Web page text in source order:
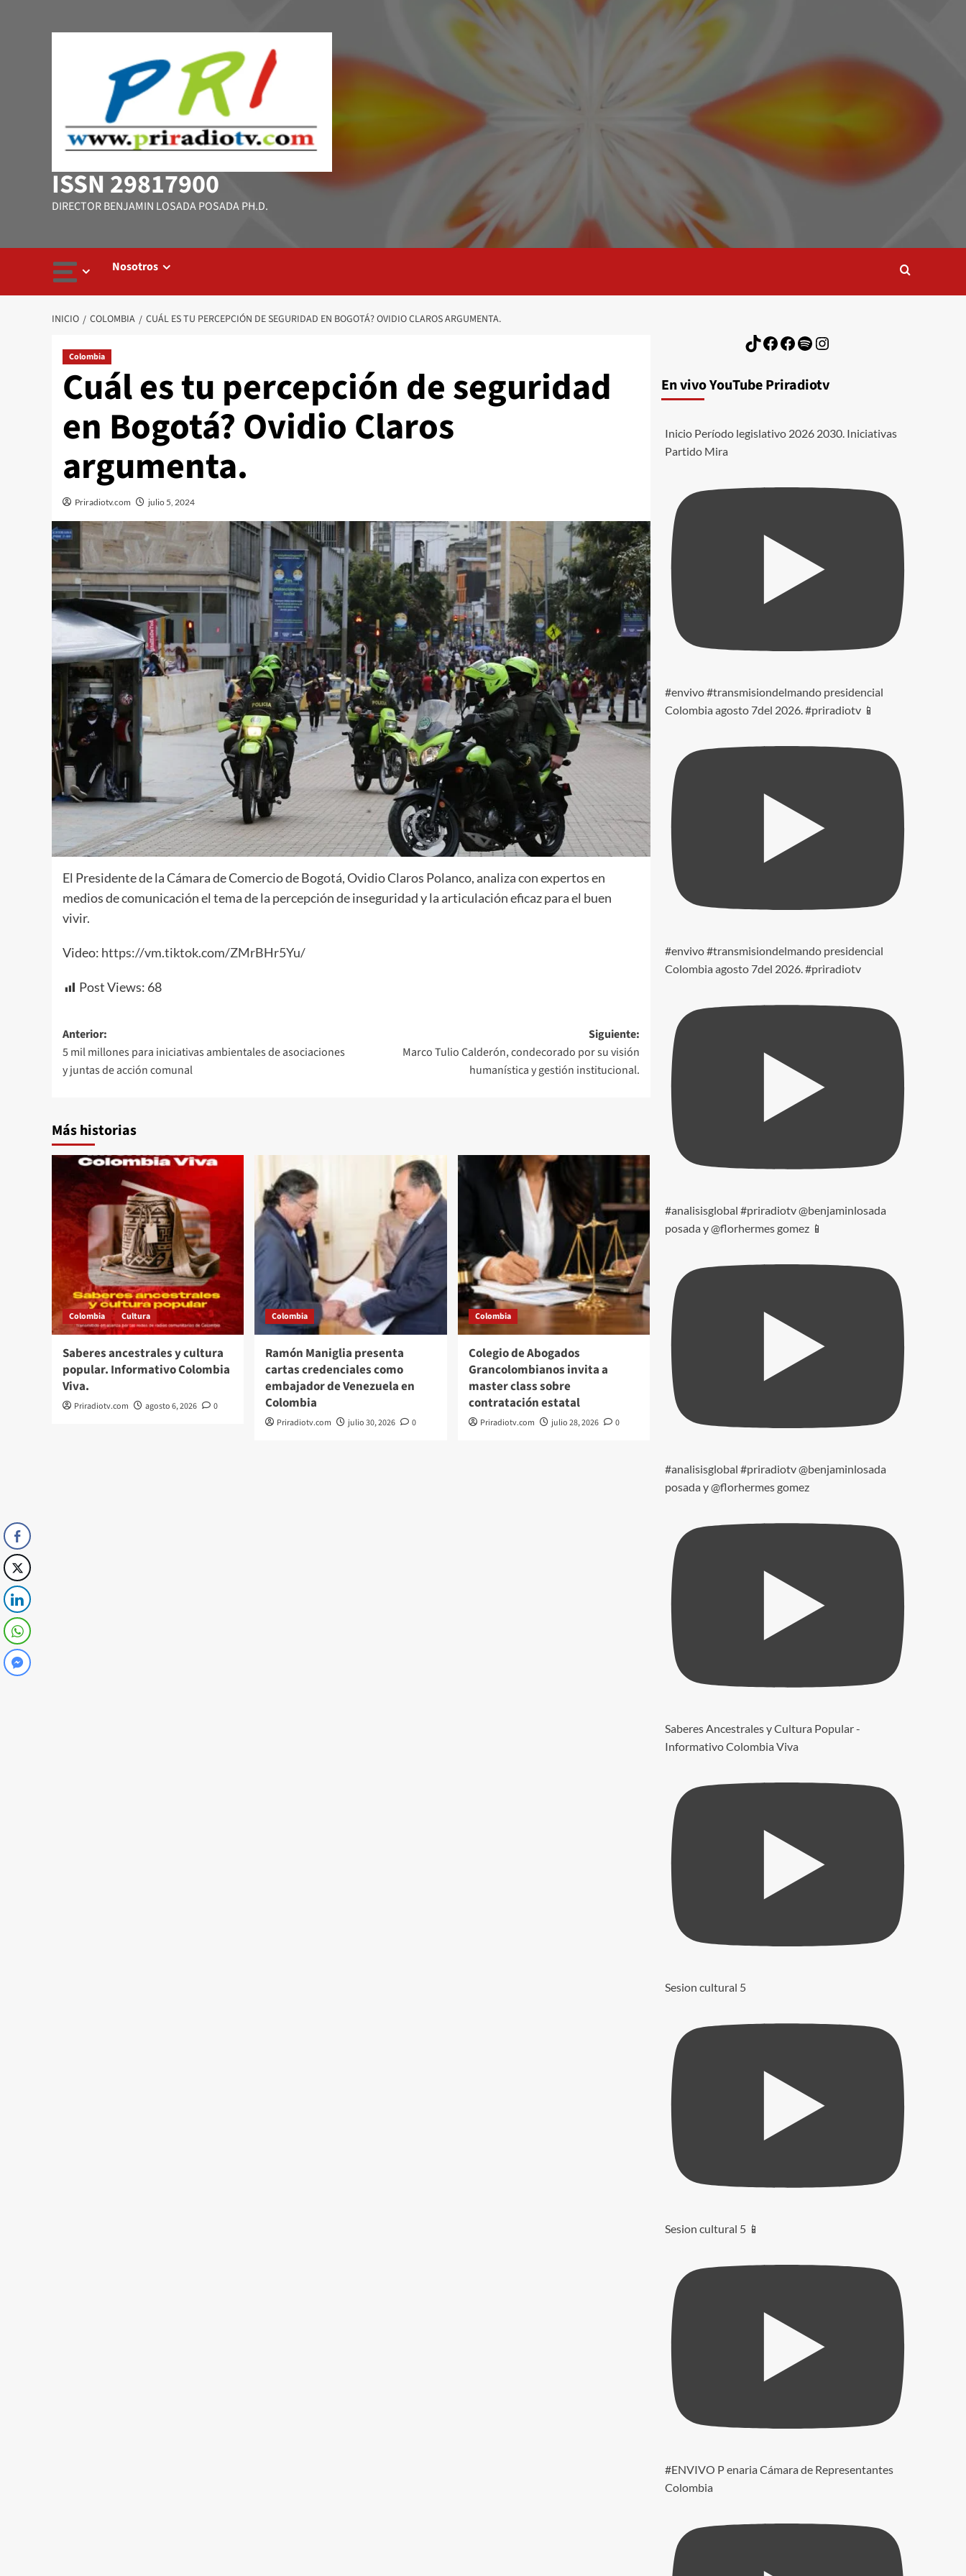
ISSN 29817900
DIRECTOR BENJAMIN LOSADA POSADA PH.D.
Nosotros
INICIO COLOMBIA CUÁL ES TU PERCEPCIÓN DE SEGURIDAD EN BOGOTÁ? OVIDIO CLAROS ARGUMENTA.
Colombia
Cuál es tu percepción de seguridad
en Bogotá? Ovidio Claros
argumenta.
Priradiotv.com julio 5, 2024
El Presidente de la Cámara de Comercio de Bogotá, Ovidio Claros Polanco, analiza con expertos en
medios de comunicación el tema de la percepción de inseguridad y la articulación eficaz para el buen
vivir.
Video: https://vm.tiktok.com/ZMrBHr5Yu/
Post Views: 68
Navegación
de
entradas
Anterior:
5 mil millones para iniciativas ambientales de asociaciones
y juntas de acción comunal
Siguiente:
Marco Tulio Calderón, condecorado por su visión
humanística y gestión institucional.
Más historias
Colombia Cultura
Saberes ancestrales y cultura
popular. Informativo Colombia
Viva.
Priradiotv.com agosto 6, 2026 0
Colombia
Ramón Maniglia presenta
cartas credenciales como
embajador de Venezuela en
Colombia
Priradiotv.com julio 30, 2026 0
Colombia
Colegio de Abogados
Grancolombianos invita a
master class sobre
contratación estatal
Priradiotv.com julio 28, 2026 0
TikTok
Facebook
Facebook
Spotify
Instagram
En vivo YouTube Priradiotv
Inicio Período legislativo 2026 2030. Iniciativas
Partido Mira
#envivo #transmisiondelmando presidencial
Colombia agosto 7del 2026. #priradiotv 📱
#envivo #transmisiondelmando presidencial
Colombia agosto 7del 2026. #priradiotv
#analisisglobal #priradiotv @benjaminlosada
posada y @florhermes gomez 📱
#analisisglobal #priradiotv @benjaminlosada
posada y @florhermes gomez
Saberes Ancestrales y Cultura Popular -
Informativo Colombia Viva
Sesion cultural 5
Sesion cultural 5 📱
#ENVIVO P enaria Cámara de Representantes
Colombia